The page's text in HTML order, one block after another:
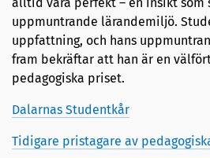
uppmuntrande lärandemiljö.
uppfattning, och hans
fram bekräftar att han är en
pedagogiska priset.
Dalarnas Studentkår
Tidigare pristagare av